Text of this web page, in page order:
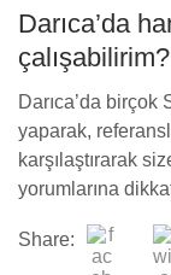
Darıca’da
çalışabilirim?
Darıca’da birçok
yaparak,
karşılaştırarak
yorumlarına
Share: